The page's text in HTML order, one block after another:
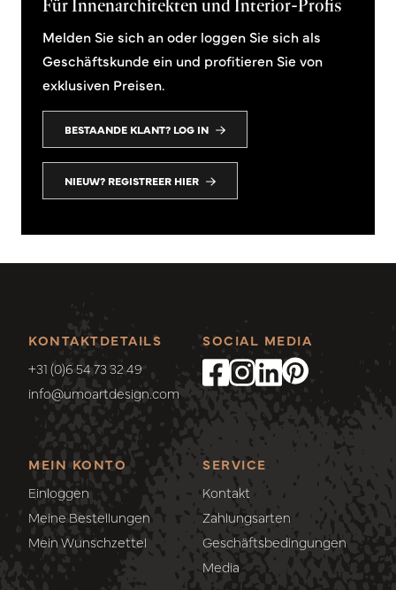
Für Innenarchitekten und Interior-Profis
Melden Sie sich an oder loggen Sie sich als
Geschäftskunde ein und profitieren Sie von
exklusiven Preisen.
BESTAANDE KLANT? LOG IN
NIEUW? REGISTREER HIER
KONTAKTDETAILS
+31 (0)6 54 73 32 49
info@umoartdesign.com
MEIN KONTO
Einloggen
Meine Bestellungen
Mein Wunschzettel
SERVICE
Kontakt
Zahlungsarten
Geschäftsbedingungen
Media
SOCIAL MEDIA